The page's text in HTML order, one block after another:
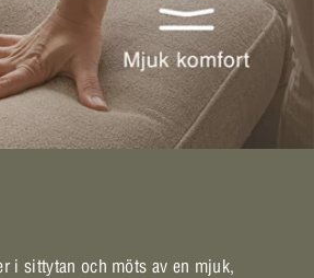
i sittytan och möts av en mjuk,